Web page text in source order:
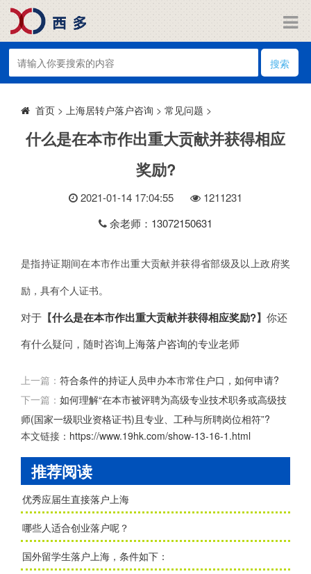
搜索
首页 > 上海居转户落户咨询 > 常见问题 >
什么是在本市作出重大贡献并获得相应
奖励?
2021-01-14 17:04:55 1211231
余老师：13072150631
是指持证期间在本市作出重大贡献并获得省部级及以上政府奖
励，具有个人证书。
对于 【什么是在本市作出重大贡献并获得相应奖励?】 你还
有什么疑问，随时咨询 上海落户咨询的专业老师
上一篇： 符合条件的持证人员申办本市常住户口，如何申请?
下一篇： 如何理解“在本市被评聘为高级专业技术职务或高级技
师(国家一级职业资格证书)且专业、工种与所聘岗位相符”?
本文链接： https://www.19hk.com/show-13-16-1.html
推荐阅读
优秀应届生直接落户上海
哪些人适合创业落户呢？
国外留学生落户上海，条件如下：